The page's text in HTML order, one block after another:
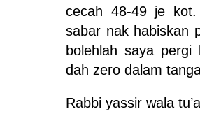
cecah 48-49 je
sabar nak habiskan
bolehlah saya
dah zero dalam
Rabbi yassir wala